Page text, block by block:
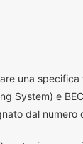
una
System) e
dal